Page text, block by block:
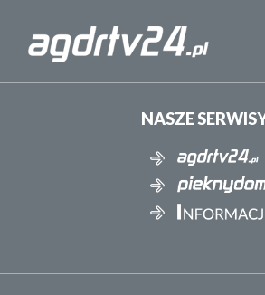
NASZE